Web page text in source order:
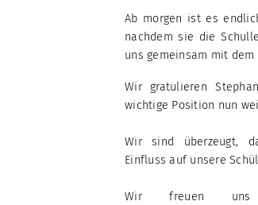
Ab morgen ist es
nachdem sie die
uns gemeinsam mit
Wir gratulieren
wichtige Position nun
Wir sind überzeugt,
Einfluss auf unsere
Wir freuen uns